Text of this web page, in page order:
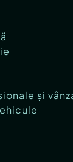
și